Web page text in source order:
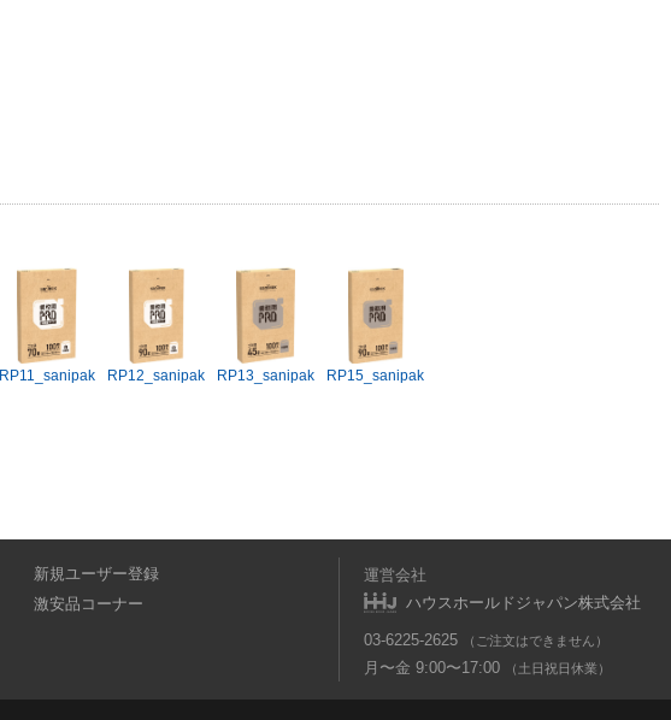
RP11_sanipak RP12_sanipak RP13_sanipak RP15_sanipak
新規ユーザー登録
激安品コーナー
運営会社
ハウスホールドジャパン株式会社
03-6225-2625 （ご注文はできません）
月〜金 9:00〜17:00 （土日祝日休業）